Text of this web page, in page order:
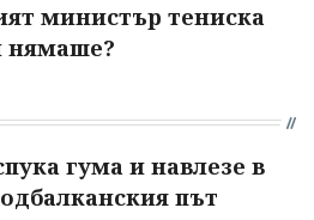
министър тениска
нямаше?
гума и навлезе в
път